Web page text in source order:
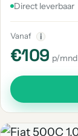
Direct leverbaar
Vanaf i
€109 p/mnd